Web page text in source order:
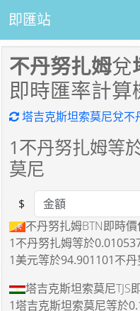
即匯站
不丹努扎姆兌
即時匯率計算
塔吉克斯坦索莫尼兌不
1不丹努扎姆等
莫尼
Amount
$
不丹努扎姆BTN即時價
1不丹努扎姆等於
1美元等於94.901101不
塔吉克斯坦索莫尼TJS
1塔吉克斯坦索莫尼等於